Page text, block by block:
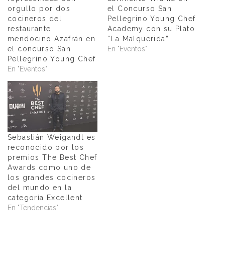
orgullo por dos
cocineros del
restaurante
mendocino Azafrán en
el concurso San
Pellegrino Young Chef
En "Eventos"
el Concurso San
Pellegrino Young Chef
Academy con su Plato
“La Malquerida”
En "Eventos"
Sebastián Weigandt es
reconocido por los
premios The Best Chef
Awards como uno de
los grandes cocineros
del mundo en la
categoría Excellent
En "Tendencias"